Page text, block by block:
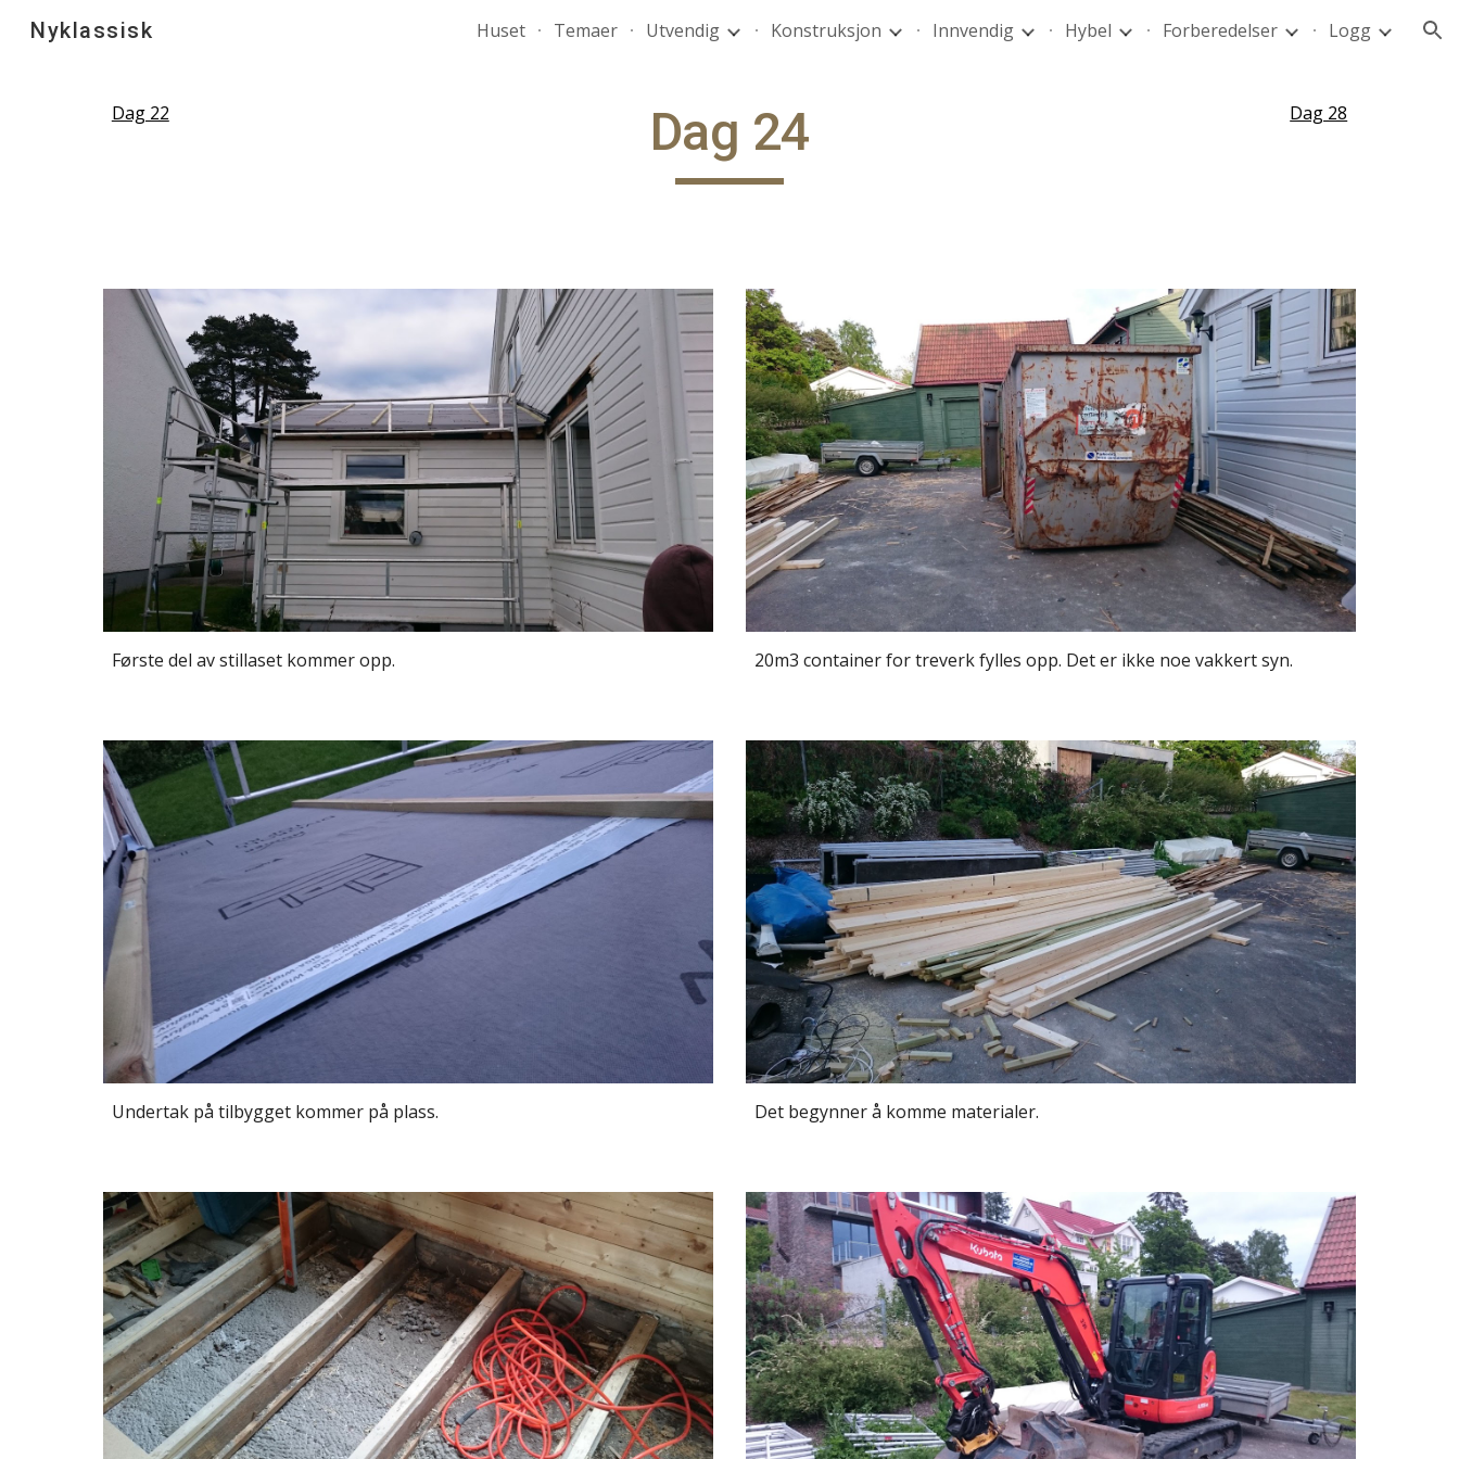
Skip to main content Skip to navigation
Nyklassisk Huset Temaer Utvendig Konstruksjon Innvendig Hybel Forberedelser Logg
Dag 22 Dag 24 Dag 28
Første del av stillaset kommer opp. 20m3 container for treverk fylles opp. Det er ikke noe vakkert syn.
Undertak på tilbygget kommer på plass. Det begynner å komme materialer.